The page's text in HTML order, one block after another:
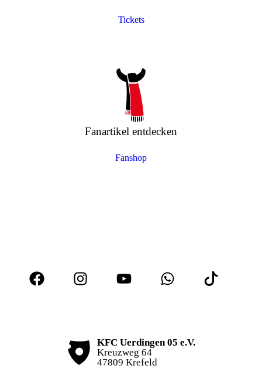
Tickets
Fanartikel entdecken
Fanshop
KFC Uerdingen 05 e.V.
Kreuzweg 64
47809 Krefeld